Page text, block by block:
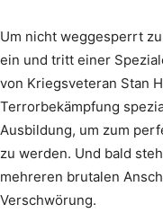
Um nicht weggesperrt
ein und tritt einer
von Kriegsveteran Stan
Terrorbekämpfung
Ausbildung, um zum
zu werden. Und bald
mehreren brutalen
Verschwörung.